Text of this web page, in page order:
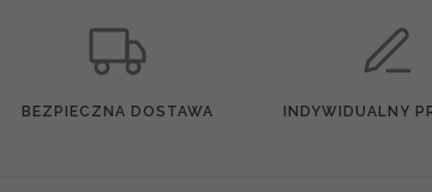
BEZPIECZNA DOSTAWA INDYWIDUALNY